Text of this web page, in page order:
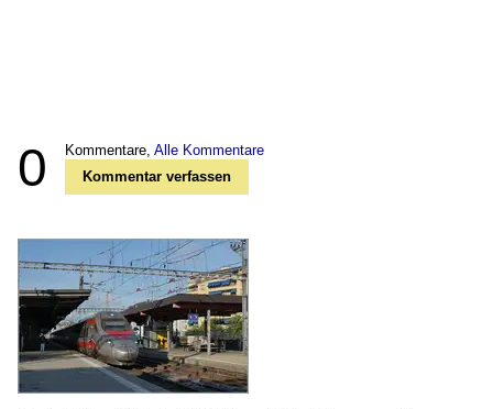
0 Kommentare, Alle Kommentare
Kommentar verfassen